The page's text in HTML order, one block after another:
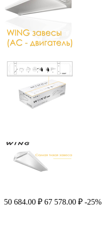
50 684.00 ₽ 67 578.00 ₽ -25%